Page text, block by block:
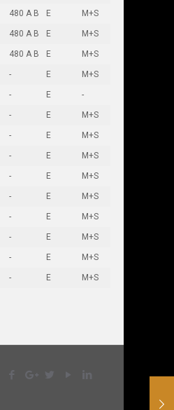
480 A B E M+S
480 A B E M+S
480 A B E M+S
- E M+S
- E -
- E M+S
- E M+S
- E M+S
- E M+S
- E M+S
- E M+S
- E M+S
- E M+S
- E M+S